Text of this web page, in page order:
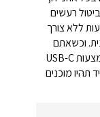
עם ביטול רעשים
מופעל. הקופסה מספקת עד 38 שעות ללא צורך
וכשאתם
קצרים בזמן, טעינה מהירה של 10 דקות באמצעות USB-C
תהיו מוכנים